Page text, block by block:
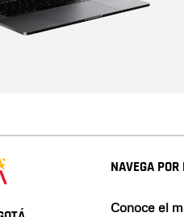
NAVEGA POR
Conoce el